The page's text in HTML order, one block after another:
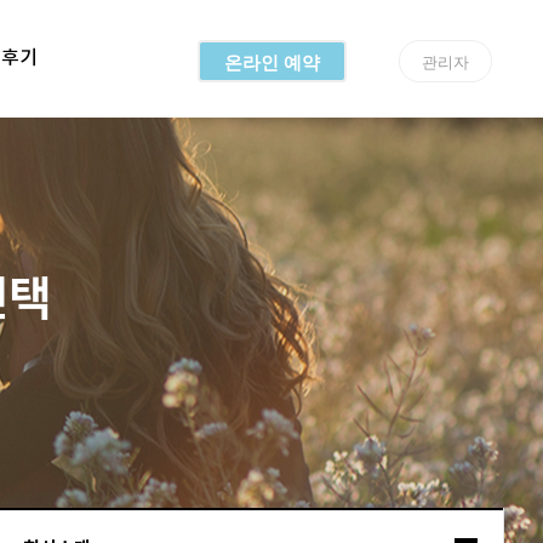
기 온라인 예약 관리자